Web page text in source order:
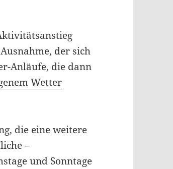
der sich
Anläufe, die dann
Wetter
die eine weitere
–
und Sonntage